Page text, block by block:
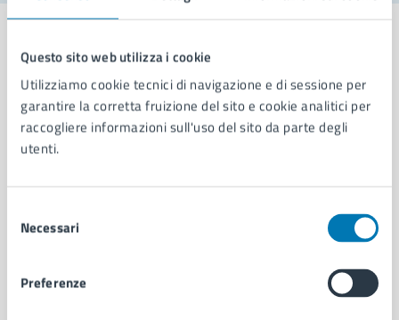
Questo sito web utilizza i cookie
Utilizziamo cookie tecnici di navigazione e di sessione per
garantire la corretta fruizione del sito e cookie analitici per
raccogliere informazioni sull'uso del sito da parte degli
utenti.
delNecessari
Preferenze
Comune di Napoli
AMMINISTRAZIONE
Municipalità
Politici